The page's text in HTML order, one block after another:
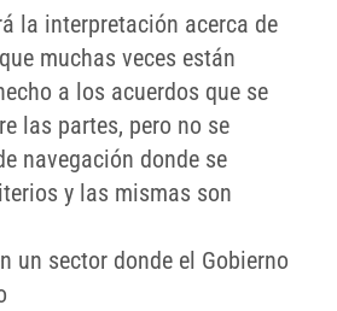
la interpretación acerca de
muchas veces están
a los acuerdos que se
las partes, pero no se
navegación donde se
y las mismas son
un sector donde el Gobierno